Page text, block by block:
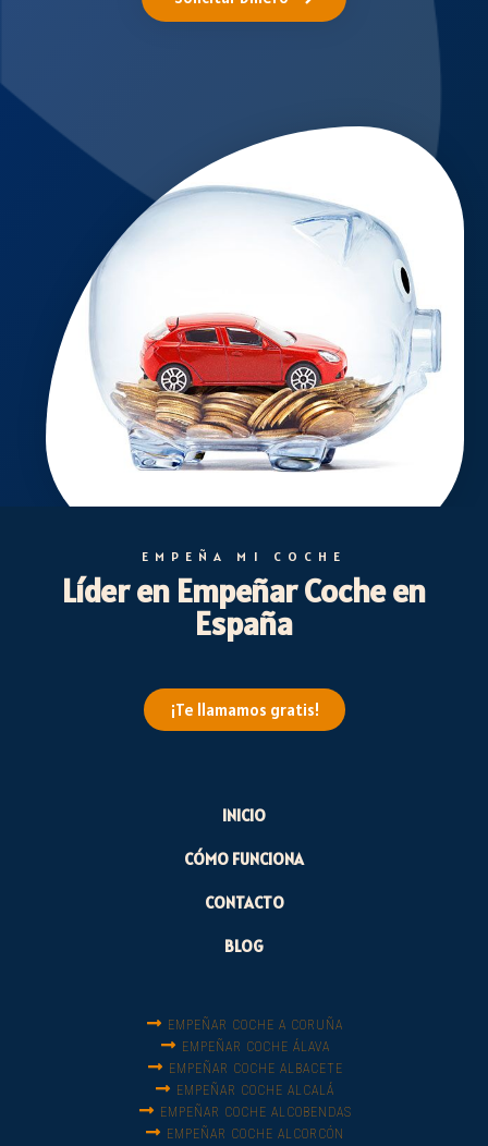
EMPEÑA MI COCHE
Líder en Empeñar Coche en
España
¡Te llamamos gratis!
INICIO
CÓMO FUNCIONA
CONTACTO
BLOG
EMPEÑAR COCHE A CORUÑA
EMPEÑAR COCHE ÁLAVA
EMPEÑAR COCHE ALBACETE
EMPEÑAR COCHE ALCALÁ
EMPEÑAR COCHE ALCOBENDAS
EMPEÑAR COCHE ALCORCÓN